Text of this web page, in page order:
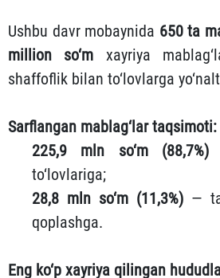
Ushbu davr mobaynida 650 ta
million so‘m xayriya
shaffoflik bilan to‘lovlarga
Sarflangan mablag‘lar taqsimoti:
225,9 mln so‘m (88,7%)
to‘lovlariga;
28,8 mln so‘m (11,3%) —
qoplashga.
Eng ko‘p xayriya qilingan